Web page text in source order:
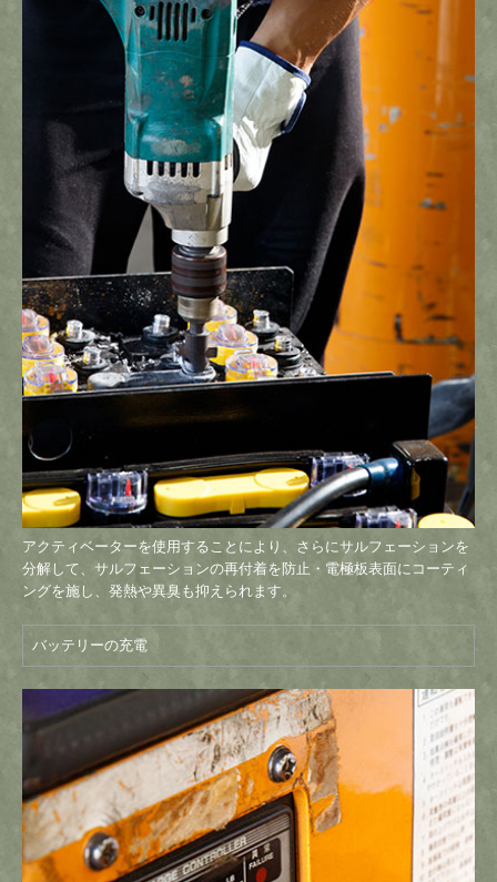
アクティベーターを使用することにより、さらにサルフェーションを
分解して、サルフェーションの再付着を防止・電極板表面にコーティ
ングを施し、発熱や異臭も抑えられます。
バッテリーの充電